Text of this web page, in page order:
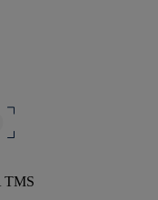
TMS